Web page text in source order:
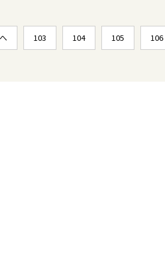
103 104 105 106